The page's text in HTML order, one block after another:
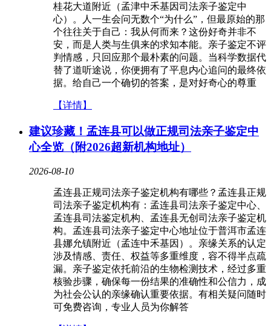
桂花大道附近（孟津中禾基因司法亲子鉴定中
心）。人一生会问无数个“为什么”，但最原始的那
个往往关于自己：我从何而来？这份好奇并非不
安，而是人类与生俱来的求知本能。亲子鉴定不评
判情感，只回应那个最朴素的问题。当科学数据代
替了道听途说，你便拥有了平息内心追问的最终依
据。给自己一个确切的答案，是对好奇心的尊重
【详情】
建议珍藏！孟连县可以做正规司法亲子鉴定中
心全览（附2026超新机构地址）
2026-08-10
孟连县正规司法亲子鉴定机构有哪些？孟连县正规
司法亲子鉴定机构有：孟连县司法亲子鉴定中心、
孟连县司法鉴定机构、孟连县无创司法亲子鉴定机
构。孟连县司法亲子鉴定中心地址位于普洱市孟连
县娜允镇附近（孟连中禾基因）。亲缘关系的认定
涉及情感、责任、权益等多重维度，容不得半点疏
漏。亲子鉴定依托前沿的生物检测技术，经过多重
核验步骤，确保每一份结果的准确性和公信力，成
为社会公认的亲缘确认重要依据。有相关疑问随时
可免费咨询，专业人员为你解答